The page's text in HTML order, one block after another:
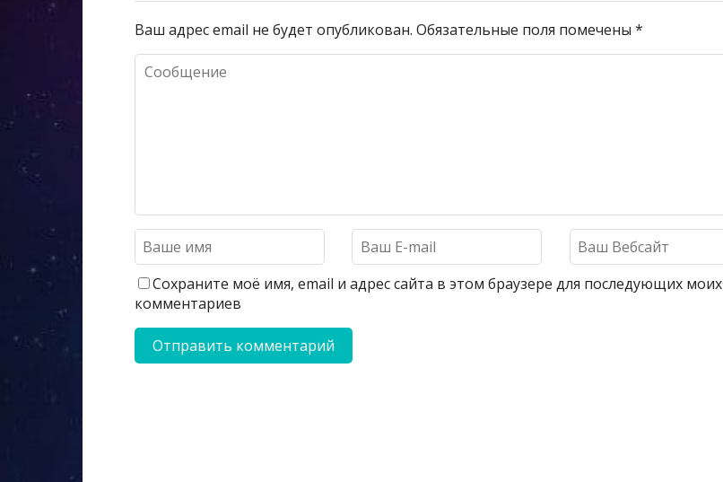
Ваш адрес email не будет опубликован. Обязательные поля помечены *
Сохраните моё имя, email и адрес сайта в этом браузере для последующих моих
комментариев